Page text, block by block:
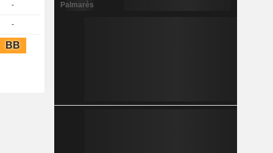
-
-
BB
Palmarès